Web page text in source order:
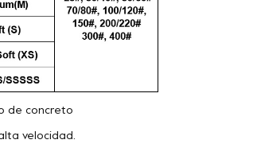
de concreto
velocidad.